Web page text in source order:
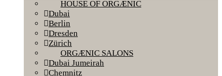
HOUSE OF ORGÆNIC
Dubai
Berlin
Dresden
Zürich
ORGÆNIC SALONS
Dubai Jumeirah
Chemnitz